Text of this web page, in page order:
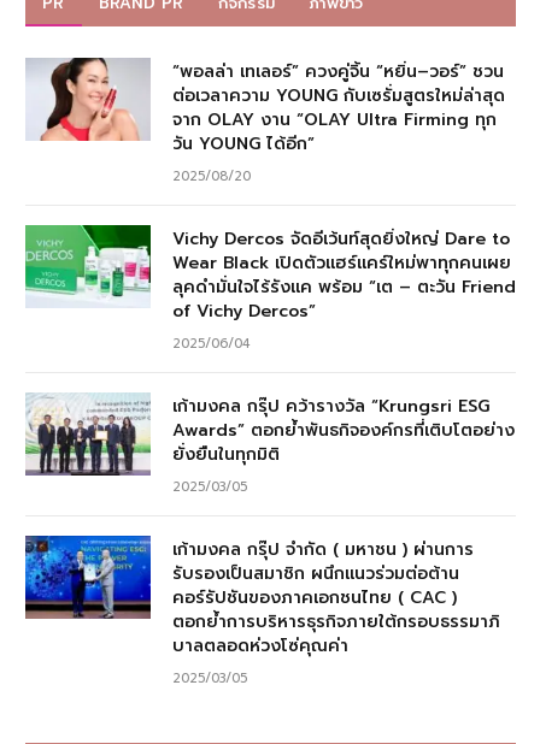
“พอลล่า เทเลอร์” ควงคู่จิ้น “หยิ่น–วอร์” ชวน
ต่อเวลาความ YOUNG กับเซรั่มสูตรใหม่ล่าสุด
จาก OLAY งาน “OLAY Ultra Firming ทุก
วัน YOUNG ได้อีก”
2025/08/20
Vichy Dercos จัดอีเว้นท์สุดยิ่งใหญ่ Dare to
Wear Black เปิดตัวแฮร์แคร์ใหม่พาทุกคนเผย
ลุคดำมั่นใจไร้รังแค พร้อม “เต – ตะวัน Friend
of Vichy Dercos”
2025/06/04
เก้ามงคล กรุ๊ป คว้ารางวัล “Krungsri ESG
Awards” ตอกย้ำพันธกิจองค์กรที่เติบโตอย่าง
ยั่งยืนในทุกมิติ
2025/03/05
เก้ามงคล กรุ๊ป จำกัด ( มหาชน ) ผ่านการ
รับรองเป็นสมาชิก ผนึกแนวร่วมต่อต้าน
คอร์รัปชันของภาคเอกชนไทย ( CAC )
ตอกย้ำการบริหารธุรกิจภายใต้กรอบธรรมาภิ
บาลตลอดห่วงโซ่คุณค่า
2025/03/05